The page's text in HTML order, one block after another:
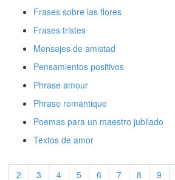
Frases sobre las flores
Frases tristes
Mensajes de amistad
Pensamientos positivos
Phrase amour
Phrase romantique
Poemas para un maestro jubilado
Textos de amor
2 3 4 5 6 7 8 9